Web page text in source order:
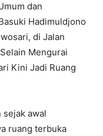
dan
Hadimuldjono
di Jalan
Mengurai
Kini Jadi Ruang
sejak awal
ruang terbuka